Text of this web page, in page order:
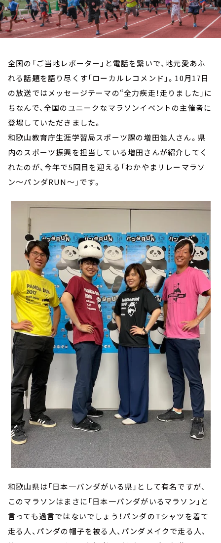
全国の「ご当地レポーター」と電話を繋いで、地元愛あふ
れる話題を語り尽くす「ローカルレコメンド」。10月17日
の放送ではメッセージテーマの“全力疾走！走りました」に
ちなんで、全国のユニークなマラソンイベントの主催者に
登場していただきました。
和歌山教育庁生涯学習局スポーツ課の増田健人さん。県
内のスポーツ振興を担当している増田さんが紹介してく
れたのが、今年で5回目を迎える「わかやまリレーマラソ
ン～パンダRUN～」です。
和歌山県は「日本一パンダがいる県」として有名ですが、
このマラソンはまさに「日本一パンダがいるマラソン」と
言っても過言ではないでしょう！パンダのTシャツを着て
走る人、パンダの帽子を被る人、パンダメイクで走る人、